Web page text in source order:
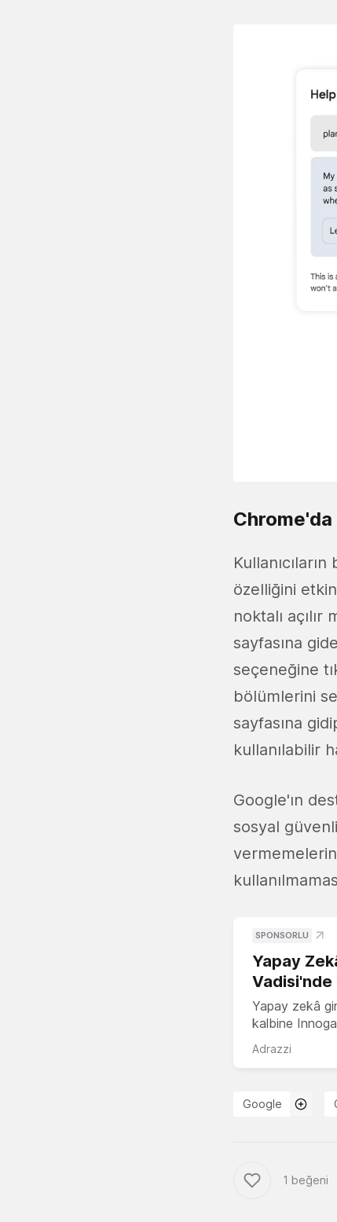
Chrome'da
özelliğini
noktalı
sayfasına
seçeneğine
bölümlerini
sayfasına
kullanılabilir
Google'ın
sosyal
SPONSORLU
Yapay
Vadisi'nde
Yapay zekâ
kalbine
Adrazzi
Google
1 beğeni